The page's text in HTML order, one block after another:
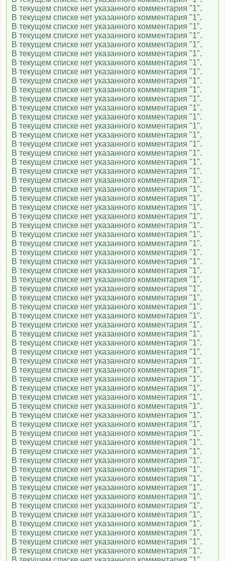
В текущем списке нет указанного комментария "1".
В текущем списке нет указанного комментария "1".
В текущем списке нет указанного комментария "1".
В текущем списке нет указанного комментария "1".
В текущем списке нет указанного комментария "1".
В текущем списке нет указанного комментария "1".
В текущем списке нет указанного комментария "1".
В текущем списке нет указанного комментария "1".
В текущем списке нет указанного комментария "1".
В текущем списке нет указанного комментария "1".
В текущем списке нет указанного комментария "1".
В текущем списке нет указанного комментария "1".
В текущем списке нет указанного комментария "1".
В текущем списке нет указанного комментария "1".
В текущем списке нет указанного комментария "1".
В текущем списке нет указанного комментария "1".
В текущем списке нет указанного комментария "1".
В текущем списке нет указанного комментария "1".
В текущем списке нет указанного комментария "1".
В текущем списке нет указанного комментария "1".
В текущем списке нет указанного комментария "1".
В текущем списке нет указанного комментария "1".
В текущем списке нет указанного комментария "1".
В текущем списке нет указанного комментария "1".
В текущем списке нет указанного комментария "1".
В текущем списке нет указанного комментария "1".
В текущем списке нет указанного комментария "1".
В текущем списке нет указанного комментария "1".
В текущем списке нет указанного комментария "1".
В текущем списке нет указанного комментария "1".
В текущем списке нет указанного комментария "1".
В текущем списке нет указанного комментария "1".
В текущем списке нет указанного комментария "1".
В текущем списке нет указанного комментария "1".
В текущем списке нет указанного комментария "1".
В текущем списке нет указанного комментария "1".
В текущем списке нет указанного комментария "1".
В текущем списке нет указанного комментария "1".
В текущем списке нет указанного комментария "1".
В текущем списке нет указанного комментария "1".
В текущем списке нет указанного комментария "1".
В текущем списке нет указанного комментария "1".
В текущем списке нет указанного комментария "1".
В текущем списке нет указанного комментария "1".
В текущем списке нет указанного комментария "1".
В текущем списке нет указанного комментария "1".
В текущем списке нет указанного комментария "1".
В текущем списке нет указанного комментария "1".
В текущем списке нет указанного комментария "1".
В текущем списке нет указанного комментария "1".
В текущем списке нет указанного комментария "1".
В текущем списке нет указанного комментария "1".
В текущем списке нет указанного комментария "1".
В текущем списке нет указанного комментария "1".
В текущем списке нет указанного комментария "1".
В текущем списке нет указанного комментария "1".
В текущем списке нет указанного комментария "1".
В текущем списке нет указанного комментария "1".
В текущем списке нет указанного комментария "1".
В текущем списке нет указанного комментария "1".
В текущем списке нет указанного комментария "1".